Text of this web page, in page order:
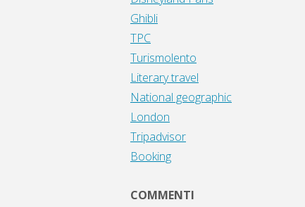
Ghibli
TPC
Turismolento
Literary travel
National geographic
London
Tripadvisor
Booking
COMMENTI